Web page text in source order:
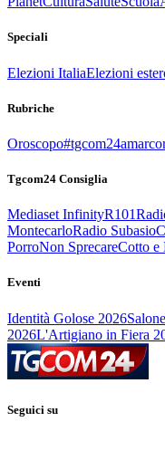
Speciali
Elezioni ItaliaElezioni
Rubriche
Oroscopo
Tgcom24 Consiglia
Mediaset InfinityR101
MontecarloRadio Subasio
PorroNon SprecareCotto e
Eventi
Identità Golose 2026
2026L'Artigiano in Fiera
Seguici su